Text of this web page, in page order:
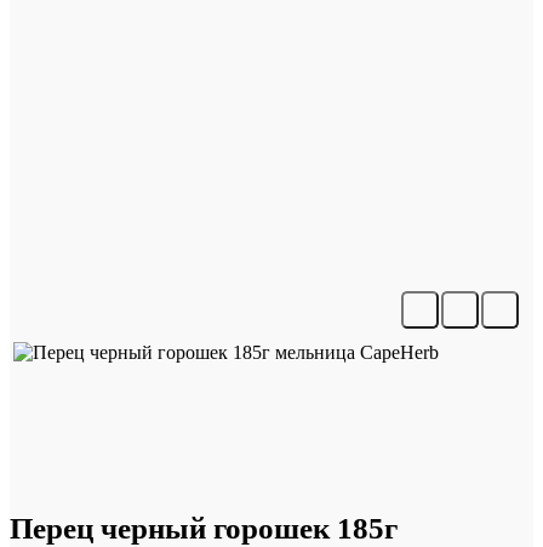
Перец черный горошек 185г